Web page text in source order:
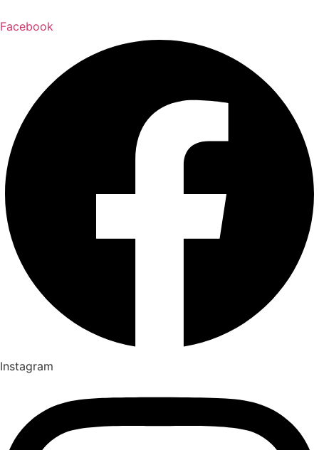
Facebook
Instagram